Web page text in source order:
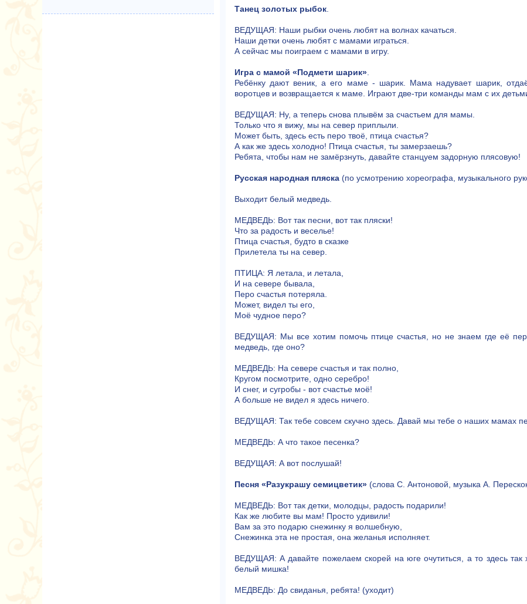
Танец золотых рыбок.
ВЕДУЩАЯ: Наши рыбки очень любят на волнах качаться.
Наши детки очень любят с мамами играться.
А сейчас мы поиграем с мамами в игру.
Игра с мамой «Подмети шарик».
Ребёнку дают веник, а его маме - шарик. Мама надувает шарик,
воротцев и возвращается к маме. Играют две-три команды мам с их
ВЕДУЩАЯ: Ну, а теперь снова плывём за счастьем для мамы.
Только что я вижу, мы на север приплыли.
Может быть, здесь есть перо твоё, птица счастья?
А как же здесь холодно! Птица счастья, ты замерзаешь?
Ребята, чтобы нам не замёрзнуть, давайте станцуем задорную плясовую!
Русская народная пляска(по усмотрению хореографа, музыкального
Выходит белый медведь.
МЕДВЕДЬ: Вот так песни, вот так пляски!
Что за радость и веселье!
Птица счастья, будто в сказке
Прилетела ты на север.
ПТИЦА: Я летала, и летала,
И на севере бывала,
Перо счастья потеряла.
Может, видел ты его,
Моё чудное перо?
ВЕДУЩАЯ: Мы все хотим помочь птице счастья, но не знаем где её
медведь, где оно?
МЕДВЕДЬ: На севере счастья и так полно,
Кругом посмотрите, одно серебро!
И снег, и сугробы - вот счастье моё!
А больше не видел я здесь ничего.
ВЕДУЩАЯ: Так тебе совсем скучно здесь. Давай мы тебе о наших мамах
МЕДВЕДЬ: А что такое песенка?
ВЕДУЩАЯ: А вот послушай!
Песня «Разукрашу семицветик»(слова С. Антоновой, музыка А.
МЕДВЕДЬ: Вот так детки, молодцы, радость подарили!
Как же любите вы мам! Просто удивили!
Вам за это подарю снежинку я волшебную,
Снежинка эта не простая, она желанья исполняет.
ВЕДУЩАЯ: А давайте пожелаем скорей на юге очутиться, а то здесь так
белый мишка!
МЕДВЕДЬ: До свиданья, ребята! (уходит)